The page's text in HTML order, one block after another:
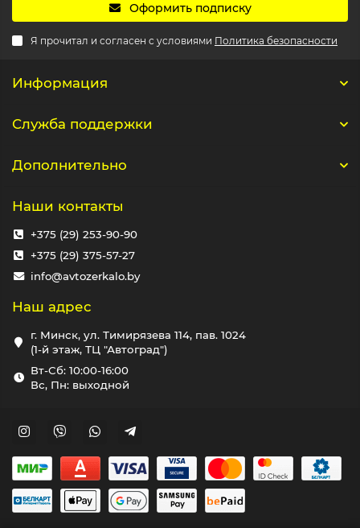
Оформить подписку
Я прочитал и согласен с условиями Политика безопасности
Информация
Служба поддержки
Дополнительно
Наши контакты
+375 (29) 253-90-90
+375 (29) 375-57-27
info@avtozerkalo.by
Наш адрес
г. Минск, ул. Тимирязева 114, пав. 1024
(1-й этаж, ТЦ "Автоград")
Вт-Сб: 10:00-16:00
Вс, Пн: выходной